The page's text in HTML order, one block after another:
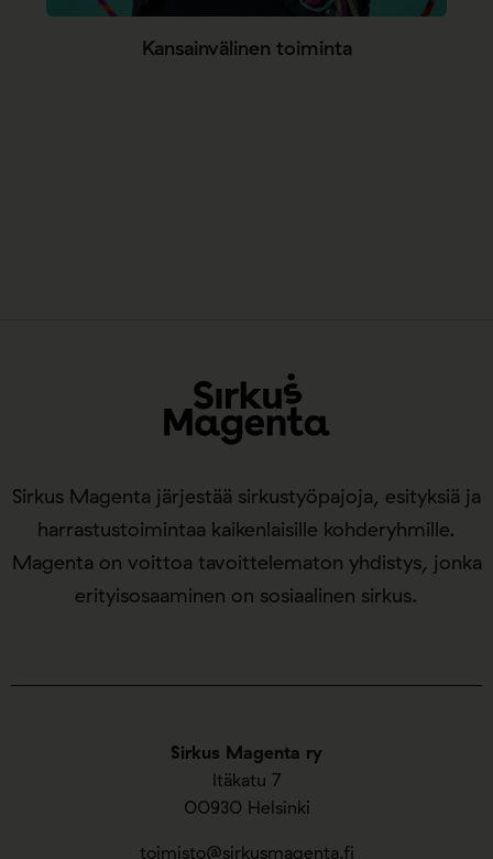
Kansainvälinen toiminta
Sirkus Magenta ry
Itäkatu 7
00930 Helsinki
toimisto@sirkusmagenta.fi
Sirkus Magenta järjestää sirkustyöpajoja, esityksiä ja
harrastustoimintaa kaikenlaisille kohderyhmille.
Magenta on voittoa tavoittelematon yhdistys, jonka
erityisosaaminen on sosiaalinen sirkus.